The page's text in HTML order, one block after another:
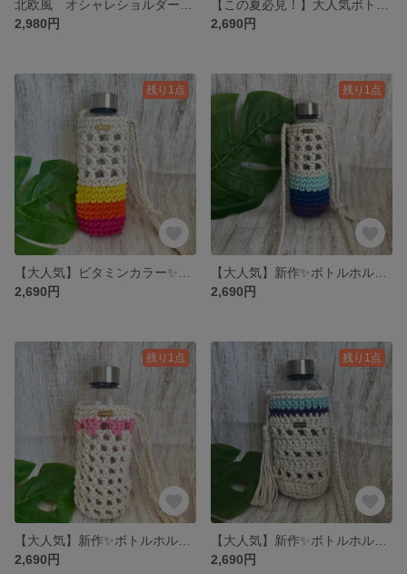
2,980円
2,690円
残り1点
2,690円
残り1点
2,690円
残り1点
2,690円
残り1点
2,690円